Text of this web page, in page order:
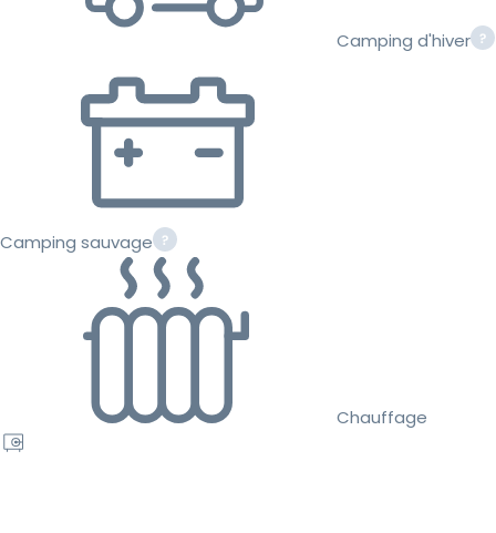
Camping d'hiver
Camping sauvage
Chauffage